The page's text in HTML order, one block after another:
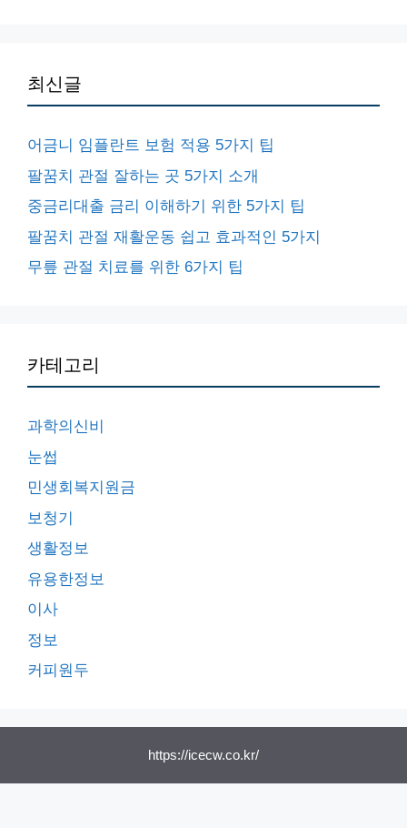
최신글
어금니 임플란트 보험 적용 5가지 팁
팔꿈치 관절 잘하는 곳 5가지 소개
중금리대출 금리 이해하기 위한 5가지 팁
팔꿈치 관절 재활운동 쉽고 효과적인 5가지
무릎 관절 치료를 위한 6가지 팁
카테고리
과학의신비
눈썹
민생회복지원금
보청기
생활정보
유용한정보
이사
정보
커피원두
https://icecw.co.kr/